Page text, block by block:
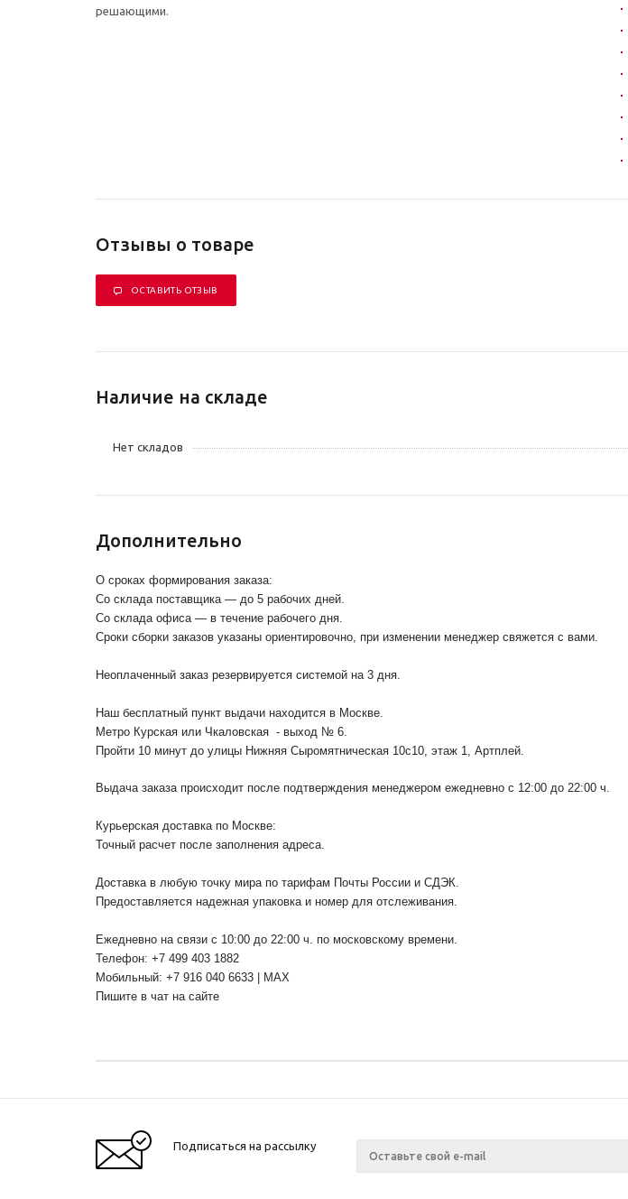
решающими.
Отзывы о товаре
ОСТАВИТЬ ОТЗЫВ
Наличие на складе
Нет складов
Дополнительно
О сроках формирования заказа:
Со склада поставщика — до 5 рабочих дней.
Со склада офиса — в течение рабочего дня.
Сроки сборки заказов указаны ориентировочно, при изменении менеджер свяжется с вами.
Неоплаченный заказ резервируется системой на 3 дня.
Наш бесплатный пункт выдачи находится в Москве.
Метро Курская или Чкаловская - выход № 6.
Пройти 10 минут до улицы Нижняя Сыромятническая 10с10 , этаж 1, Артплей.
Выдача заказа происходит после подтверждения менеджером ежедневно с 12:00 до 22:00 ч.
Курьерская доставка по Москве:
Точный расчет после заполнения адреса.
Доставка в любую точку мира по тарифам Почты России и СДЭК.
Предоставляется надежная упаковка и номер для отслеживания.
Ежедневно на связи с 10:00 до 22:00 ч. по московскому времени.
Телефон: +7 499 403 1882
Мобильный: +7 916 040 6633 | MAX
Пишите в чат на сайте
Подписаться на рассылку